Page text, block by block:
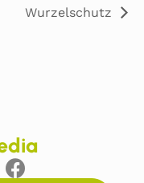
Wurzelschutz